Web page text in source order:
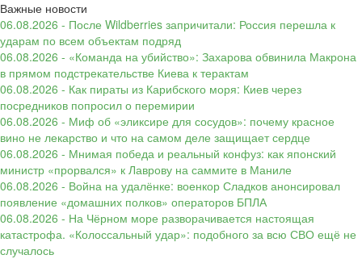
Важные новости
06.08.2026 - После Wildberries запричитали: Россия перешла к
ударам по всем объектам подряд
06.08.2026 - «Команда на убийство»: Захарова обвинила Макрона
в прямом подстрекательстве Киева к терактам
06.08.2026 - Как пираты из Карибского моря: Киев через
посредников попросил о перемирии
06.08.2026 - Миф об «эликсире для сосудов»: почему красное
вино не лекарство и что на самом деле защищает сердце
06.08.2026 - Мнимая победа и реальный конфуз: как японский
министр «прорвался» к Лаврову на саммите в Маниле
06.08.2026 - Война на удалёнке: военкор Сладков анонсировал
появление «домашних полков» операторов БПЛА
06.08.2026 - На Чёрном море разворачивается настоящая
катастрофа. «Колоссальный удар»: подобного за всю СВО ещё не
случалось